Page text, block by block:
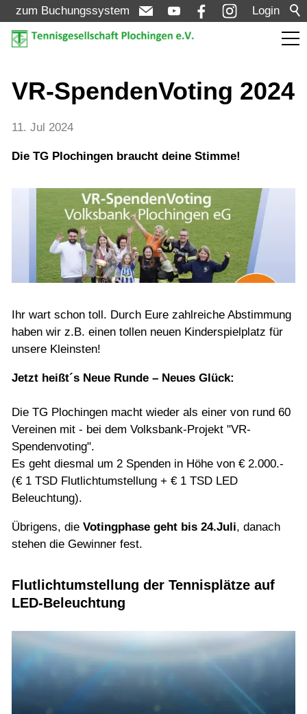
Login
zum Buchungssystem
Aktuelles
Verein
Mannschaften
Jugend
Gaststätte
VR-SpendenVoting 2024
11. Jul 2024
Die TG Plochingen braucht deine Stimme!
Ihr wart schon toll. Durch Eure zahlreiche Abstimmung
haben wir z.B. einen tollen neuen Kinderspielplatz für
unsere Kleinsten!
Jetzt heißt´s Neue Runde – Neues Glück:
Die TG Plochingen macht wieder als einer von rund 60
Vereinen mit - bei dem Volksbank-Projekt "VR-
Spendenvoting".
Es geht diesmal um 2 Spenden in Höhe von € 2.000.-
(€ 1 TSD Flutlichtumstellung + € 1 TSD LED
Beleuchtung).
Übrigens, die Votingphase geht bis 24.Juli, danach
stehen die Gewinner fest.
Flutlichtumstellung der Tennisplätze auf
LED-Beleuchtung